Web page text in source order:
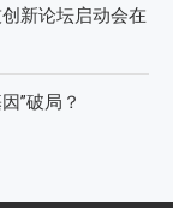
新论坛启动会在
”破局？